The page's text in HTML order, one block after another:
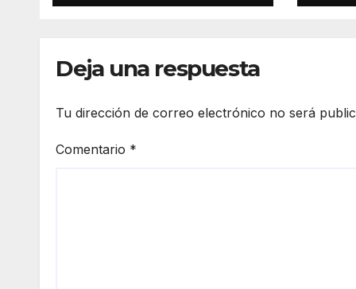
Canaria 2027 en
Televisión Canaria
Deja una respuesta
Tu dirección de correo electrónico no será
Comentario *